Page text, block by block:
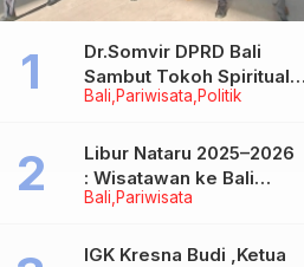
Bali Pariwisata Politik
Dr.Somvir DPRD Bali
Sambut Tokoh Spiritual
India Baba Bageshwar
Bali Pariwisata
Libur Nataru 2025–2026
: Wisatawan ke Bali
Meningkat, Isu Penurunan
IGK Kresna Budi ,Ketua